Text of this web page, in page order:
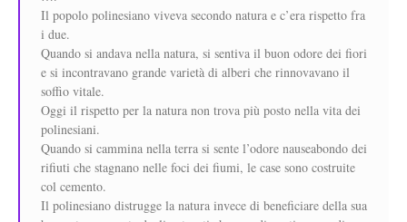
Il popolo polinesiano viveva secondo natura e c’era rispetto fra
i due.
Quando si andava nella natura, si sentiva il buon odore dei fiori
e si incontravano grande varietà di alberi che rinnovavano il
soffio vitale.
Oggi il rispetto per la natura non trova più posto nella vita dei
polinesiani.
Quando si cammina nella terra si sente l’odore nauseabondo dei
rifiuti che stagnano nelle foci dei fiumi, le case sono costruite
col cemento.
Il polinesiano distrugge la natura invece di beneficiare della sua